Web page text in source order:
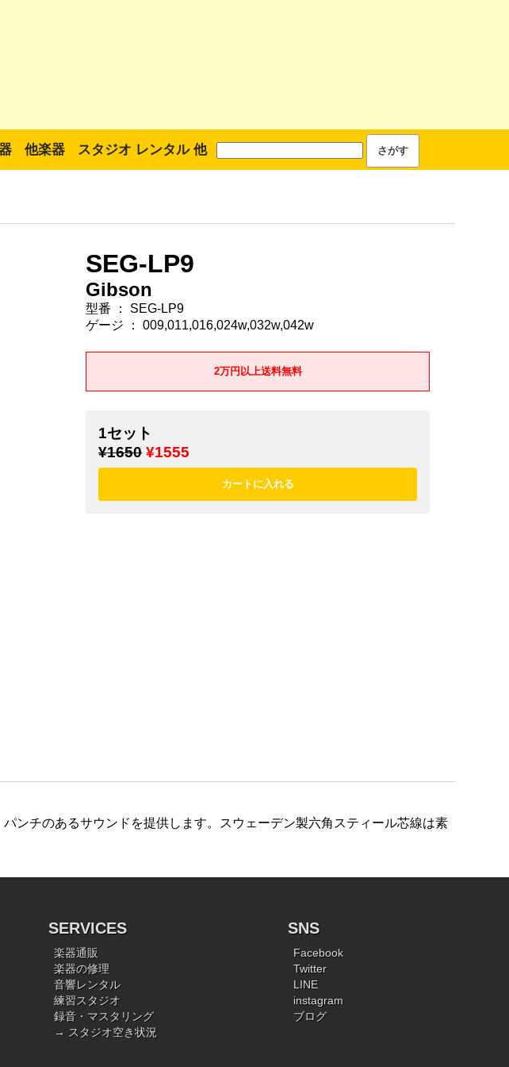
他楽器 スタジオ レンタル 他
SEG-LP9
Gibson
型番 ： SEG-LP9
ゲージ ： 009,011,016,024w,032w,042w
2万円以上送料無料
1セット
¥1650 ¥1555
ンチのあるサウンドを提供します。スウェーデン製六角スティール芯線は素
SERVICES
楽器通販
楽器の修理
音響レンタル
練習スタジオ
録音・マスタリング
→ スタジオ空き状況
SNS
Facebook
Twitter
LINE
instagram
ブログ